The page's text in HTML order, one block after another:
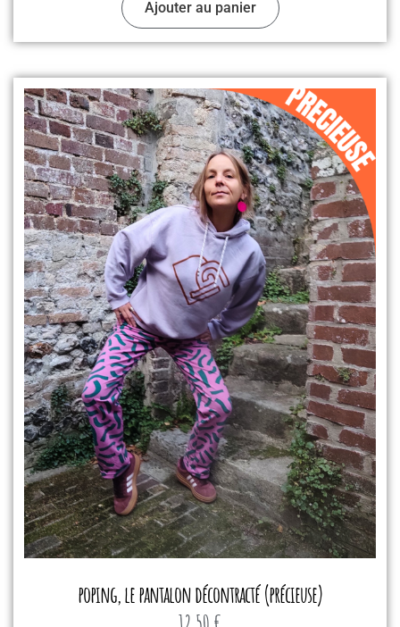
Ajouter au panier
poping, le pantalon décontracté (précieuse)